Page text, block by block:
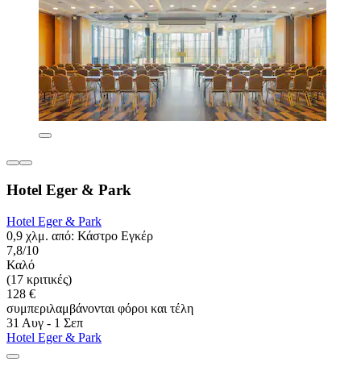
Hotel Eger & Park
Hotel Eger & Park
0,9 χλμ. από: Κάστρο Εγκέρ
7,8/10
Καλό
(17 κριτικές)
128 €
συμπεριλαμβάνονται φόροι και τέλη
31 Αυγ - 1 Σεπ
Hotel Eger & Park